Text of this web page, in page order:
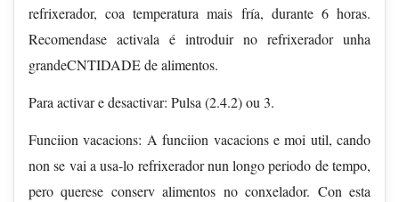
refrixerador, coa temperatura mais fría, durante 6 horas.
Recomendase activala é introduir no refrixerador unha
grandeCNTIDADE de alimentos.
Para activar e desactivar: Pulsa (2.4.2) ou 3.
Funciion vacacions: A funciion vacacions e moi util, cando
non se vai a usa-lo refrixerador nun longo periodo de tempo,
pero querese conserv alimentos no conxelador. Con esta